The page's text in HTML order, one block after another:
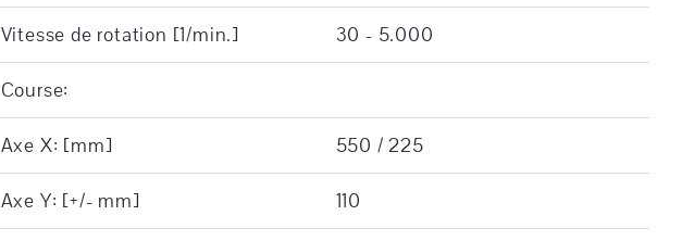
Vitesse de rotation [1/min.] 30 - 5.000
Course:
Axe X: [mm] 550 / 225
Axe Y: [+/- mm] 110